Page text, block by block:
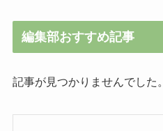
編集部おすすめ記事
記事が見つかりませんでした。